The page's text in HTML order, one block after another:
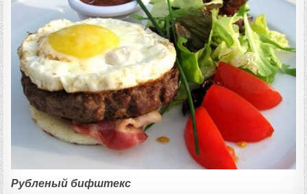
Рубленый бифштекс